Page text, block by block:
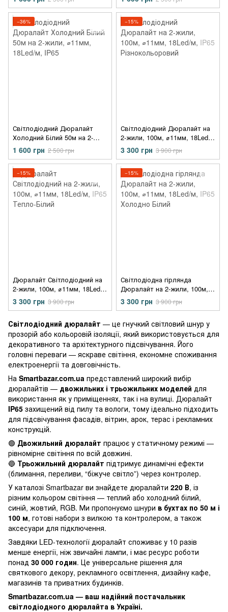
−36%
Світлодіодний Дюралайт
Холодний Білий 50м на 2-
жили, ⌀11мм, 18Led/м, IP65
1 600 грн 2 500 грн
−15%
Світлодіодний Дюралайт на
2-жили, 100м, ⌀11мм, 18Led/
м, IP65 Різнокольоровий
3 300 грн 3 900 грн
−15%
Дюралайт Світлодіодний на
2-жили, 100м, ⌀11мм, 18Led/
м, IP65 Тепло-Білий
3 300 грн 3 900 грн
−15%
Світлодіодна гірлянда
Дюралайт на 2-жили, 100м,
⌀11мм, 18Led/м, IP65
Холодно Білий
3 300 грн 3 900 грн
Світлодіодний дюралайт — це гнучкий світловий шнур у
прозорій або кольоровій ізоляції, який використовується для
декоративного та архітектурного підсвічування. Його
головні переваги — яскраве світіння, економне споживання
електроенергії та довговічність.
На Smartbazar.com.ua представлений широкий вибір
дюралайтів — двожильних і трьожильних моделей для
використання як у приміщеннях, так і на вулиці. Дюралайт
IP65 захищений від пилу та вологи, тому ідеально підходить
для підсвічування фасадів, вітрин, арок, терас і рекламних
конструкцій.
🟢 Двожильний дюралайт працює у статичному режимі —
рівномірне світіння по всій довжині.
🔵 Трьожильний дюралайт підтримує динамічні ефекти
(блимання, переливи, “біжуче світло”) через контролер.
У каталозі Smartbazar ви знайдете дюралайти 220 В, із
різним кольором світіння — теплий або холодний білий,
синій, жовтий, RGB. Ми пропонуємо шнури в бухтах по 50 м і
100 м, готові набори з вилкою та контролером, а також
аксесуари для підключення.
Завдяки LED-технології дюралайт споживає у 10 разів
менше енергії, ніж звичайні лампи, і має ресурс роботи
понад 30 000 годин. Це універсальне рішення для
святкового декору, рекламного освітлення, дизайну кафе,
магазинів та приватних будинків.
Smartbazar.com.ua — ваш надійний постачальник
світлодіодного дюралайта в Україні.